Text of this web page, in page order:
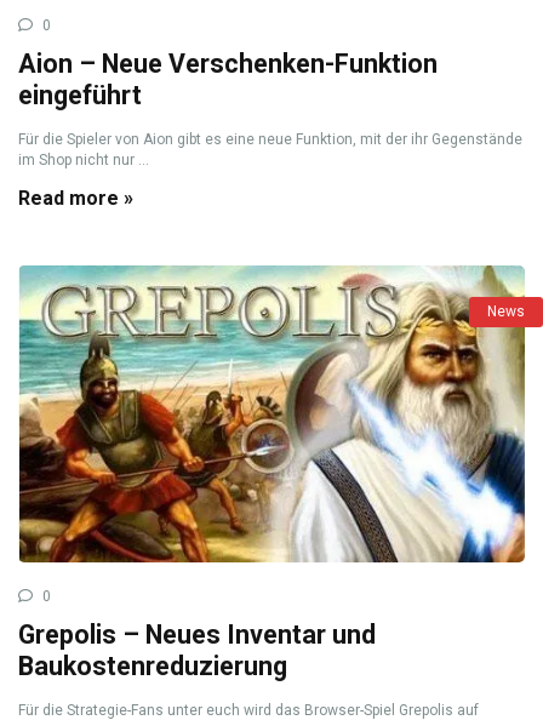
0
Aion – Neue Verschenken-Funktion
eingeführt
Für die Spieler von Aion gibt es eine neue Funktion, mit der ihr Gegenstände
im Shop nicht nur ...
Read more »
News
0
Grepolis – Neues Inventar und
Baukostenreduzierung
Für die Strategie-Fans unter euch wird das Browser-Spiel Grepolis auf